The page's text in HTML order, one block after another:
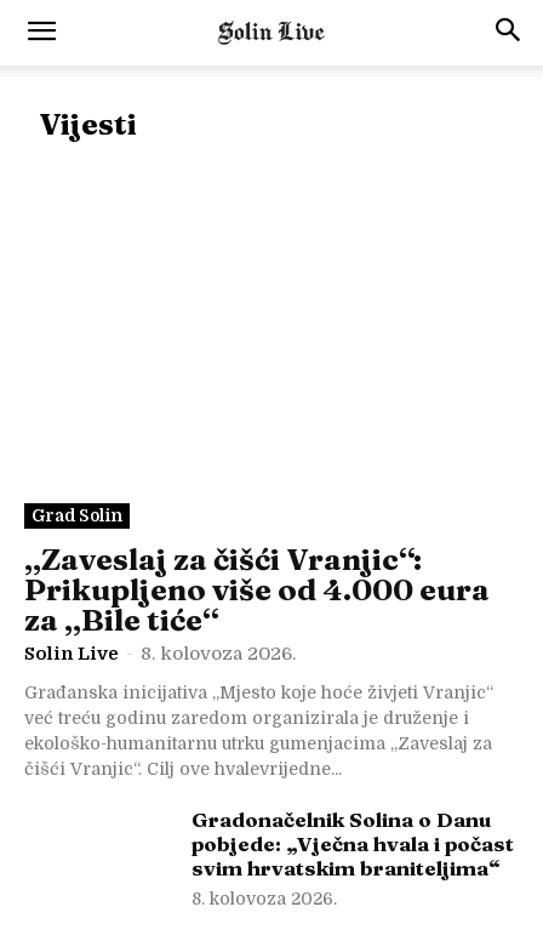
Vijesti
Grad Solin
„Zaveslaj za čišći Vranjic“:
Prikupljeno više od 4.000 eura
za „Bile tiće“
Solin Live - 8. kolovoza 2026.
Građanska inicijativa „Mjesto koje hoće živjeti Vranjic“
već treću godinu zaredom organizirala je druženje i
ekološko-humanitarnu utrku gumenjacima „Zaveslaj za
čišći Vranjic“. Cilj ove hvalevrijedne...
Gradonačelnik Solina o Danu
pobjede: „Vječna hvala i počast
svim hrvatskim braniteljima“
8. kolovoza 2026.